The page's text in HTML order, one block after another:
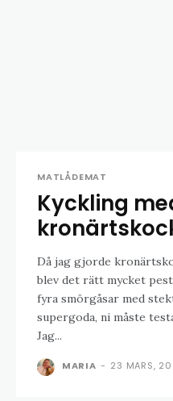
MATLÅDEMAT
Kyckling
Då jag gjorde
blev det rätt mycket
fyra smörgåsar med
supergoda, ni måste
Jag...
MARIA - 23 MARS,